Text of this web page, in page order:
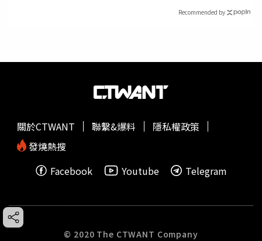
Recommended by
關於CTWANT 聯繫&爆料
隱私權政策
發燒熱搜
Facebook
Youtube Telegram
© 2020 The CTWANT Company